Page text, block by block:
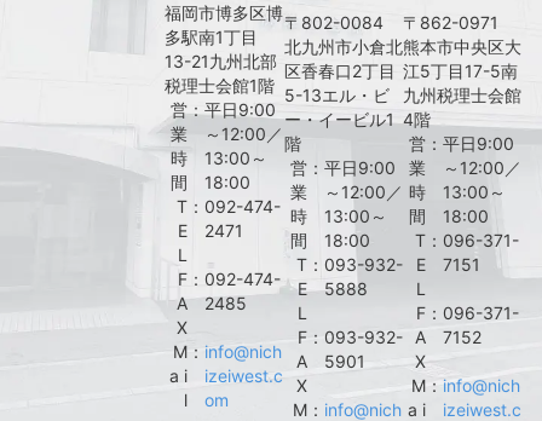
福岡市博多区博
多駅南1丁目
13-21九州北部
税理士会館1階
営
業
時
間
： 平日9:00
～12:00／
13:00～
18:00
T
E
L
： 092-474-
2471
F
A
X
： 092-474-
2485
M
a i
l
： info@nich
izeiwest.c
om
〒802-0084
北九州市小倉北
区香春口2丁目
5-13エル・ビ
ー・イービル1
階
営
業
時
間
： 平日9:00
～12:00／
13:00～
18:00
T
E
L
： 093-932-
5888
F
A
X
： 093-932-
5901
M： info@nich
〒862-0971
熊本市中央区大
江5丁目17-5南
九州税理士会館
4階
営
業
時
間
：平日9:00
～12:00／
13:00～
18:00
T
E
L
： 096-371-
7151
F
A
X
：096-371-
7152
M
a i
： info@nich
izeiwest.c